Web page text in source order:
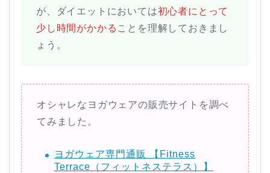
が、ダイエットにおいては初心者にとって
少し時間がかかる ことを理解しておきまし
ょう。
オシャレなヨガウェアの販売サイトを調べ
てみました。
ヨガウェア専門通販 【Fitness
Terrace（フィットネステラス）】